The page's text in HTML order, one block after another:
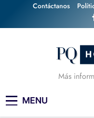
content
Contáctanos
Más
MENU